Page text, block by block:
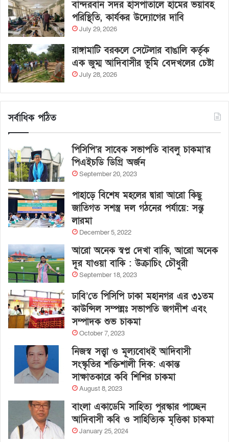
বান্দরবান সদর হাসপাতালে হামের ভয়াবহ
পরিস্থিতি, কার্যকর উদ্যোগের দাবি
July 29, 2026
রাঙ্গামাটি বরকলে সেটেলার বাঙালি কর্তৃক
এক জুম্ম আদিবাসীর ভূমি বেদখলের চেষ্টা
July 28, 2026
সর্বাধিক পঠিত
পিসিপি’র সাবেক সভাপতি বাবলু চাকমা’র
পিএইচডি ডিগ্রি অর্জন
September 20, 2023
পাহাড়ে বিশেষ মহলের দ্বারা আরো কিছু
জাতিগত সশস্ত্র দল গঠনের পর্যায়ে: সন্তু
লারমা
December 5, 2022
আরো অনেক স্বপ্ন দেখা বাকি, আরো অনেক
দূর যাওয়া বাকি : উক্রাচিং চৌধুরী
September 18, 2023
ঢাবি’তে পিসিপি ঢাকা মহানগর এর ৩১তম
কাউন্সিল সম্পন্নঃ সভাপতি জগদীশ এবং
সম্পাদক শুভ চাকমা
October 7, 2023
নিজস্ব সত্ত্বা ও মূল্যবোধই আদিবাসী
সংস্কৃতির শক্তিশালী দিক: একান্ত
সাক্ষাতকারে কবি শিশির চাকমা
August 8, 2023
বাংলা একাডেমি সাহিত্য পুরস্কার পাচ্ছেন
আদিবাসী কবি ও সাহিত্যিক মৃত্তিকা চাকমা
January 25, 2024